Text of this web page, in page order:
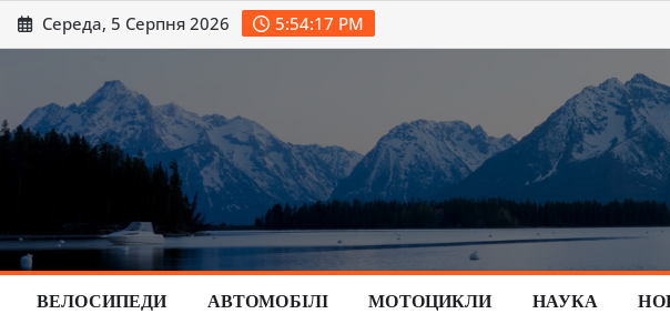
Перейти
до
Середа, 5 Серпня 2026 5:54:18 PM
ВЕЛОСИПЕДИ АВТОМОБІЛІ МОТОЦИКЛИ НАУКА